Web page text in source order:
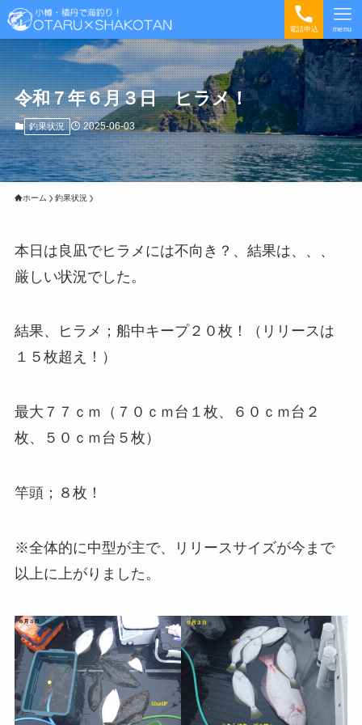
電話申込 menu
令和７年６月３日 ヒラメ！
釣果状況 2025-06-03
ホーム 釣果状況
本日は良凪でヒラメには不向き？、結果は、、、
厳しい状況でした。
結果、ヒラメ；船中キープ２０枚！（リリースは
１５枚超え！）
最大７７ｃｍ（７０ｃｍ台１枚、６０ｃｍ台２
枚、５０ｃｍ台５枚）
竿頭；８枚！
※全体的に中型が主で、リリースサイズが今まで
以上に上がりました。